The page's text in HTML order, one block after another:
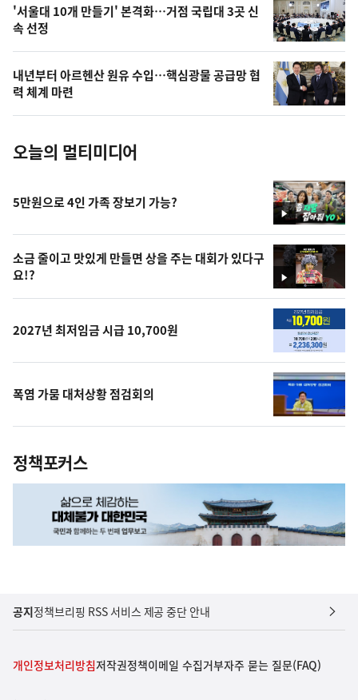
오
늘
사
진
'서울대 10개 만들기' 본격화…거점 국립대 3곳 신
속 선정
내년부터 아르헨산 원유 수입…핵심광물 공급망 협
력 체계 마련
오늘의 멀티미디어
영
상
5만원으로 4인 가족 장보기 가능?
영
상
소금 줄이고 맛있게 만들면 상을 주는 대회가 있다구
요!?
2027년 최저임금 시급 10,700원
폭염 가뭄 대처상황 점검회의
정책포커스
공지정책브리핑 RSS 서비스 제공 중단 안내
개인정보처리방침저작권정책이메일 수집거부자주 묻는 질문(FAQ)